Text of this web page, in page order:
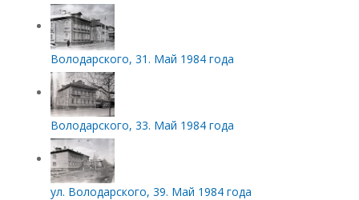
Володарского, 31. Май 1984 года
Володарского, 33. Май 1984 года
ул. Володарского, 39. Май 1984 года